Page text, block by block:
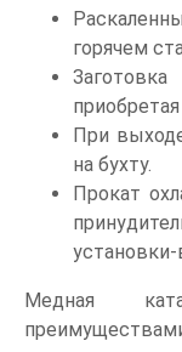
горячем
При
на бухту.
Прокат
установки-
Медная